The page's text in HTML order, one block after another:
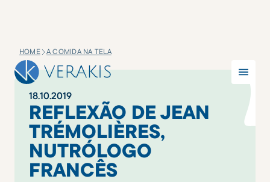
HOME A COMIDA NA TELA
18.10.2019
REFLEXÃO DE JEAN
TRÉMOLIÈRES,
NUTRÓLOGO
FRANCÊS